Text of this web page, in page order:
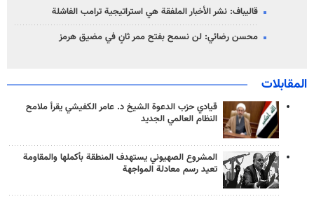
قاليباف: نشر الأخبار الملفقة هي استراتيجية ترامب الفاشلة
محسن رضائي: لن نسمح بفتح ممر ثانٍ في مضيق هرمز
المقابلات
قيادي حزب الدعوة الشيخ د. عامر الكفيشي يقرأ ملامح
النظام العالمي الجديد
المشروع الصهيوني يستهدف المنطقة بأكملها والمقاومة
تعيد رسم معادلة المواجهة